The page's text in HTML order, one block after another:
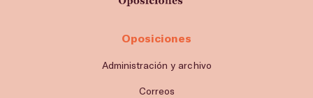
Oposiciones
Administración y archivo
Correos